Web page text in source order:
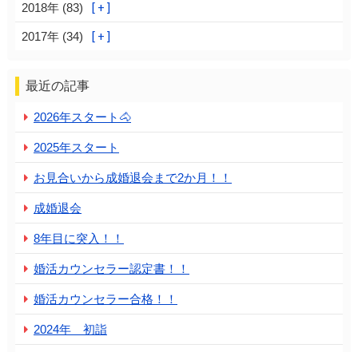
2018年 (83)
2017年 (34)
最近の記事
2026年スタート🐴
2025年スタート
お見合いから成婚退会まで2か月！！
成婚退会
8年目に突入！！
婚活カウンセラー認定書！！
婚活カウンセラー合格！！
2024年 初詣